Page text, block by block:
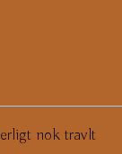
nok travlt